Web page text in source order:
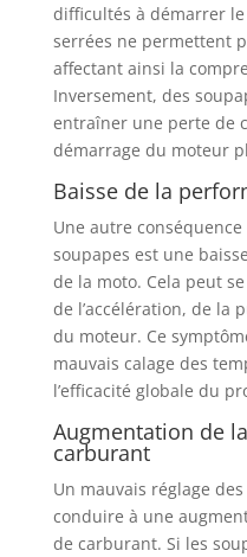
difficultés à démarrer
serrées ne permettent
affectant ainsi la
Inversement, des
entraîner une perte de
démarrage du moteur
Baisse de la
Une autre
soupapes est une
de la moto. Cela peut
de l’accélération, de la
du moteur. Ce
mauvais calage des
l’efficacité globale du
Augmentation de
carburant
Un mauvais réglage
conduire à une
de carburant. Si les